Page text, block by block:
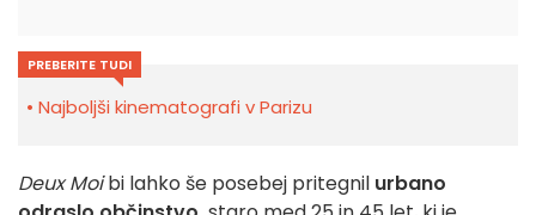
PREBERITE TUDI
Najboljši kinematografi v Parizu
Deux Moibi lahko še posebej pritegnil urbano